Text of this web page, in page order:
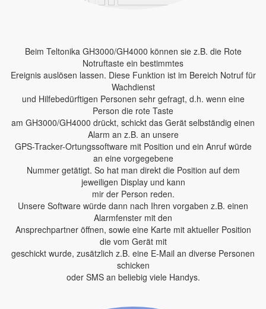
Beim Teltonika GH3000/GH4000 können sie z.B. die Rote
Notruftaste ein bestimmtes
Ereignis auslösen lassen. Diese Funktion ist im Bereich Notruf für
Wachdienst
und Hilfebedürftigen Personen sehr gefragt, d.h. wenn eine
Person die rote Taste
am GH3000/GH4000 drückt, schickt das Gerät selbständig einen
Alarm an z.B. an unsere
GPS-Tracker-Ortungssoftware mit Position und ein Anruf würde
an eine vorgegebene
Nummer getätigt. So hat man direkt die Position auf dem
jeweiligen Display und kann
mir der Person reden.
Unsere Software würde dann nach Ihren vorgaben z.B. einen
Alarmfenster mit den
Ansprechpartner öffnen, sowie eine Karte mit aktueller Position
die vom Gerät mit
geschickt wurde, zusätzlich z.B. eine E-Mail an diverse Personen
schicken
oder SMS an beliebig viele Handys.